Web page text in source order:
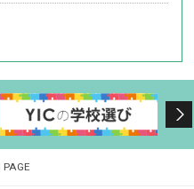
PAGE